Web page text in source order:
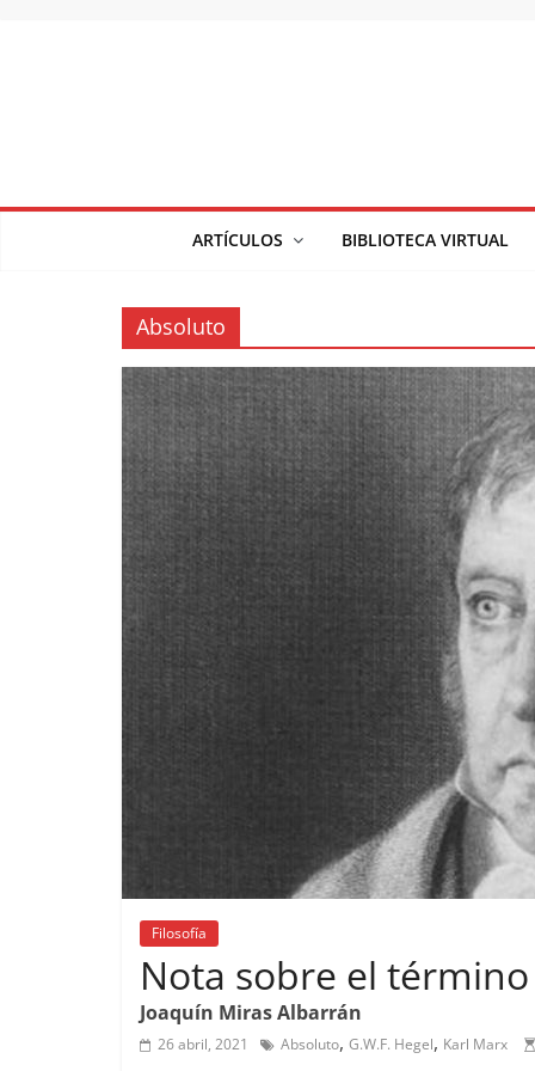
ARTÍCULOS BIBLIOTECA VIRTUAL
Absoluto
Filosofía
Nota sobre el
Joaquín Miras Albarrán
26 abril, 2021 Absoluto, G.W.F. Hegel, Karl Marx